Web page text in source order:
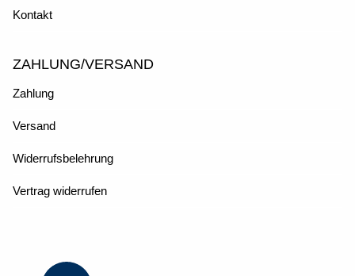
Kontakt
ZAHLUNG/VERSAND
Zahlung
Versand
Widerrufsbelehrung
Vertrag widerrufen